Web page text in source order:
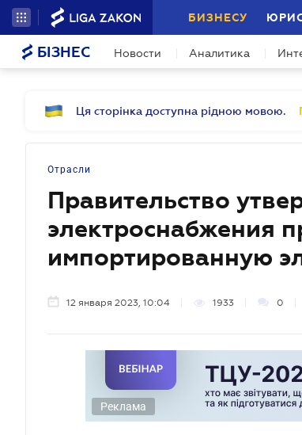
БИЗНЕСУ
БІЗНЕС Новости Аналитика
Ця сторінка доступна рідною мовою.
Отрасли
Правительство
электроснабжения
импортированную
12 января 2023, 10:04 1933 0
Реклама